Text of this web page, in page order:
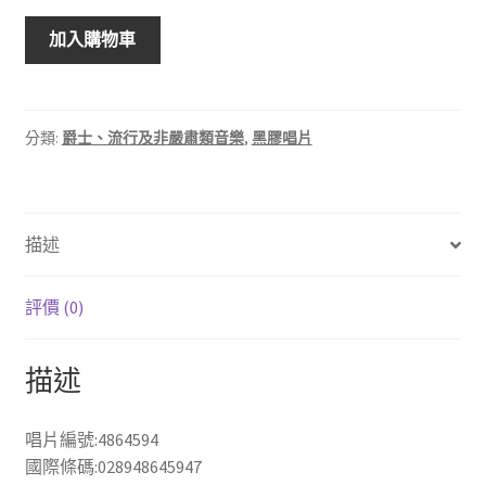
Max
Richter
Tranquility
克
李
/
靜
基
加入購物車
分類: 爵士、流行及非嚴肅類音樂, 黑膠唱片
描述
評價 (0)
描述
唱片編號:4864594
國際條碼:028948645947